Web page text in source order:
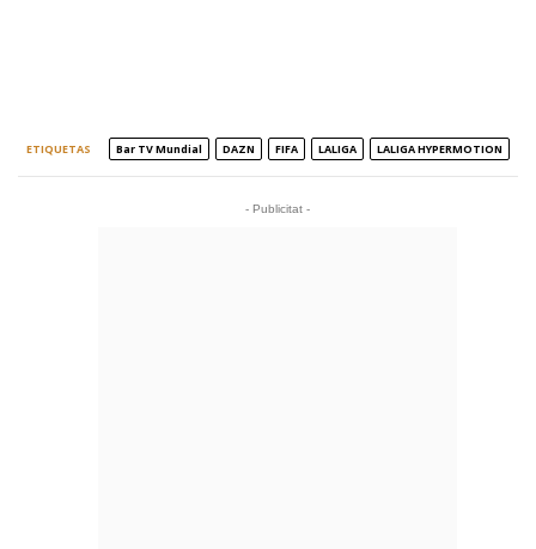
ETIQUETAS Bar TV Mundial DAZN FIFA LALIGA LALIGA HYPERMOTION
- Publicitat -